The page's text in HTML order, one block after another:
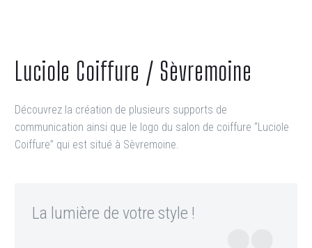
Luciole Coiffure / Sèvremoine
Découvrez la création de plusieurs supports de
communication ainsi que le logo du salon de coiffure “Luciole
Coiffure” qui est situé à Sèvremoine.
La lumière de votre style !